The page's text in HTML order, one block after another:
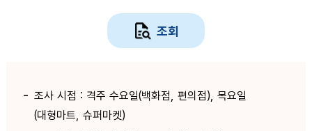
조회
조사 시점 : 격주 수요일(백화점, 편의점), 목요일
(대형마트, 슈퍼마켓)